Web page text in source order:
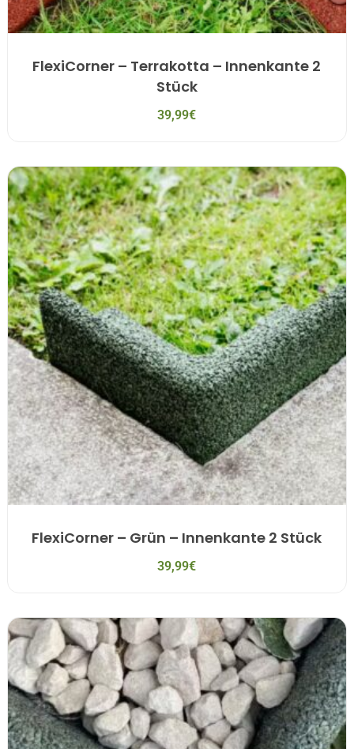
FlexiCorner – Terrakotta – Innenkante 2
Stück
39,99€
FlexiCorner – Grün – Innenkante 2 Stück
39,99€